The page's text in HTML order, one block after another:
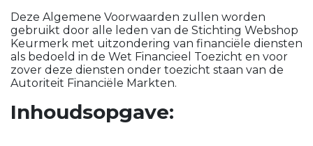
Deze Algemene Voorwaarden zullen worden
gebruikt door alle leden van de Stichting Webshop
Keurmerk met uitzondering van financiële diensten
als bedoeld in de Wet Financieel Toezicht en voor
zover deze diensten onder toezicht staan van de
Autoriteit Financiële Markten.
Inhoudsopgave: